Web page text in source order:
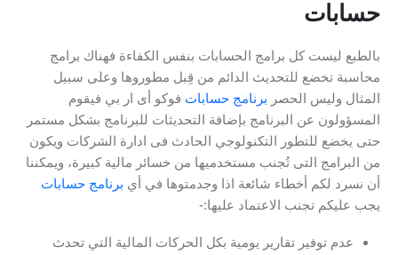
حسابات
بالطبع ليست كل برامج الحسابات بنفس الكفاءة فهناك برامج
محاسبة تخضع للتحديث الدائم من قِبل مطوروها وعلى سبيل
المثال وليس الحصر برنامج حسابات فوكو أى ار بي فيقوم
المسؤولون عن البرنامج بإضافة التحديثات للبرنامج بشكل مستمر
حتى يخضع للتطور التكنولوجي الحادث فى ادارة الشركات ويكون
من البرامج التى تُجنب مستخدميها من خسائر مالية كبيرة، ويمكننا
أن نسرد لكم أخطاء شائعة اذا وجدمتوها في أي برنامج حسابات
يجب عليكم تجنب الاعتماد عليها:-
عدم توفير تقارير يومية بكل الحركات المالية التي تحدث